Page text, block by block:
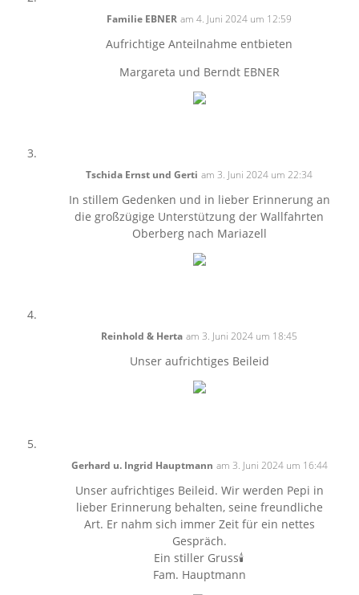
Familie EBNER am 4. Juni 2024 um 12:59
Aufrichtige Anteilnahme entbieten
Margareta und Berndt EBNER
Tschida Ernst und Gerti am 3. Juni 2024 um 22:34
In stillem Gedenken und in lieber Erinnerung an
die großzügige Unterstützung der Wallfahrten
Oberberg nach Mariazell
Reinhold & Herta am 3. Juni 2024 um 18:45
Unser aufrichtiges Beileid
Gerhard u. Ingrid Hauptmann am 3. Juni 2024 um 16:44
Unser aufrichtiges Beileid. Wir werden Pepi in
lieber Erinnerung behalten, seine freundliche
Art. Er nahm sich immer Zeit für ein nettes
Gespräch.
Ein stiller Gruss🕯
Fam. Hauptmann